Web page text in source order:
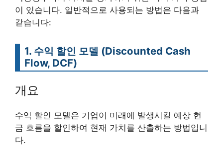
이 있습니다. 일반적으로 사용되는 방법은 다음과
같습니다:
1. 수익 할인 모델 (Discounted Cash
Flow, DCF)
개요
수익 할인 모델은 기업이 미래에 발생시킬 예상 현
금 흐름을 할인하여 현재 가치를 산출하는 방법입니
다.